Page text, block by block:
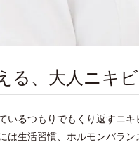
る、大人ニキ
いるつもりでもくり返すニキ
は生活習慣、ホルモンバラ